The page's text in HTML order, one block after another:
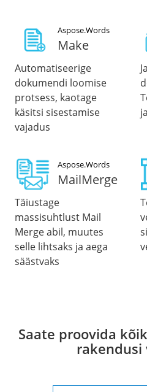
Aspose.Words
Make
Automatiseerige
dokumendi loomise
protsess, kaotage
käsitsi sisestamise
vajadus
Aspose.Words
MailMerge
Täiustage
massisuhtlust Mail
Merge abil, muutes
selle lihtsaks ja aega
säästvaks
Saate proovida
rakendusi